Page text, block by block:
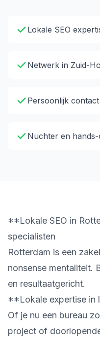
Lokale SEO
Netwerk in Zuid-
Persoonlijk
Nuchter en
**Lokale SEO in
specialisten
Rotterdam is een
nonsense mentaliteit.
en resultaatgericht.
**Lokale expertise in
Of je nu een bureau
project of